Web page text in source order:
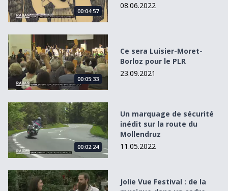
00:04:57
08.06.2022
Ce sera Luisier-Moret-Borloz pour le PLR
00:05:33
Ce sera Luisier-Moret-
Borloz pour le PLR
23.09.2021
Un marquage de sécurité inédit sur la route du
00:02:24
Un marquage de sécurité
inédit sur la route du
Mollendruz
11.05.2022
Jolie Vue Festival : de la musique dans un cadre idyllique
Jolie Vue Festival : de la